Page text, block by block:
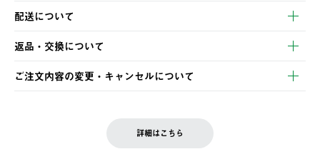
以下のいずれかの方法でお支払いいただけます。
・クレジットカード決済
・コンビニ決済
・Pay-easy決済
配送について
【発送スケジュール】
ご注文・ご入金完了より2営業日以内に商品を発送いたします。
土日祝の発送はございませんので、木曜日以降のご注文は週明け
の発送となる場合がございます。
返品・交換について
※お客様都合の場合
お客様都合の返品にかかる送料は、お客様ご負担とさせていただ
ご注文内容の変更・キャンセルについて
LOGOS FAMILY会員の方は、会員マイページ内 購入履歴画面に
詳細はこちら